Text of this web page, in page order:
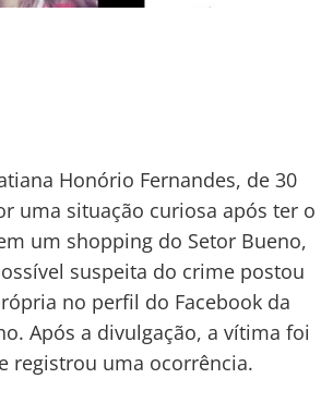
Honório Fernandes, de 30
uma situação curiosa após ter o
um shopping do Setor Bueno,
suspeita do crime postou
no perfil do Facebook da
Após a divulgação, a vítima foi
registrou uma ocorrência.